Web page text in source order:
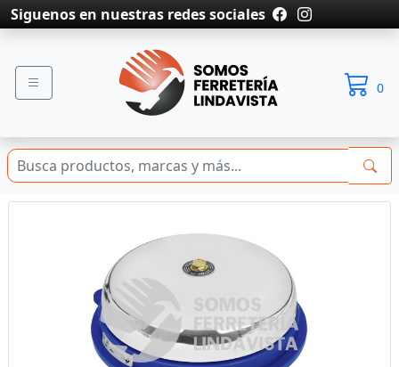
Siguenos en nuestras redes sociales
0